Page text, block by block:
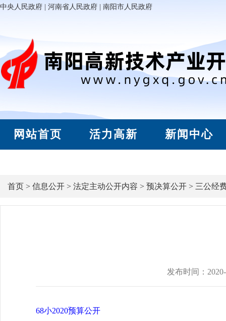
中央人民政府 河南省人民政府 南阳市人民政府
网站首页 活力高新 新闻中心
首页 > 信息公开 > 法定主动公开内容 > 预决算公开 > 三公经
发布时间：
68小2020预算公开